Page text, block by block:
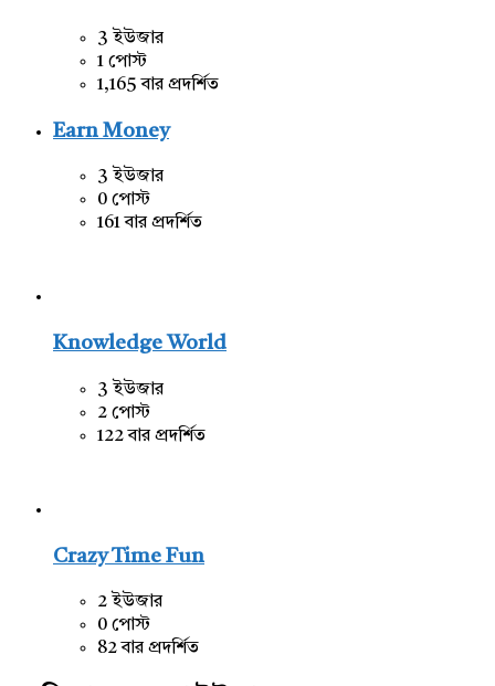
3 ইউজার
1 পোস্ট
1,165 বার প্রদর্শিত
Earn Money
3 ইউজার
0 পোস্ট
161 বার প্রদর্শিত
Knowledge World
3 ইউজার
2 পোস্ট
122 বার প্রদর্শিত
Crazy Time Fun
2 ইউজার
0 পোস্ট
82 বার প্রদর্শিত